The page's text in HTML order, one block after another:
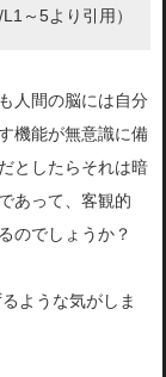
～5より引用）
人間の脳には自分
機能が無意識に備
としたらそれは暗
あって、客観的
のでしょうか？
ような気がしま